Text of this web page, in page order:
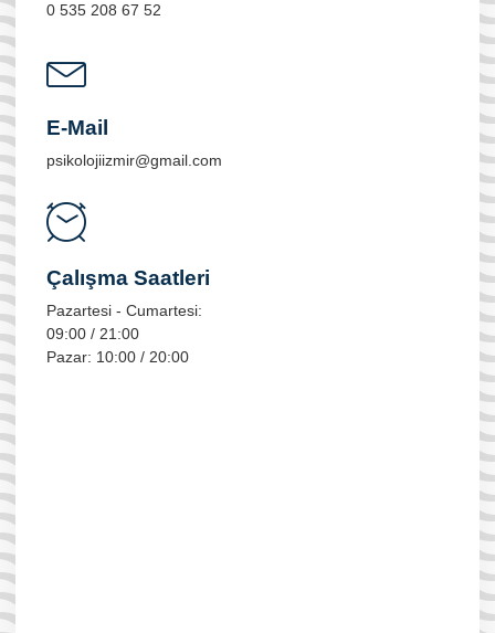
0 535 208 67 52
E-Mail
psikolojiizmir@gmail.com
Çalışma Saatleri
Pazartesi - Cumartesi:
09:00 / 21:00
Pazar: 10:00 / 20:00